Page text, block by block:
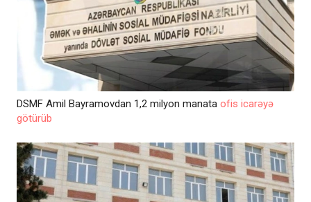
DSMF Amil Bayramovdan 1,2 milyon manata ofis icarəyə
götürüb